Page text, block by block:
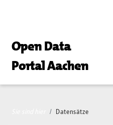
Open Data
Portal Aachen
Datensätze